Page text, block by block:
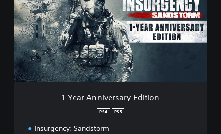
e
a
r
A
n
n
i
v
e
1-Year Anniversary Edition
PS4 PS5
Insurgency: Sandstorm